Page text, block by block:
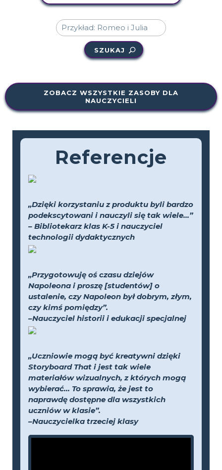
SZUKAJ
ZOBACZ WSZYSTKIE ZASOBY DLA
NAUCZYCIELI
Referencje
„Dzięki korzystaniu z produktu byli bardzo
podekscytowani i nauczyli się tak wiele...”
– Bibliotekarz klas K-5 i nauczyciel
technologii dydaktycznych
„Przygotowuję oś czasu dziejów
Napoleona i proszę [studentów] o
ustalenie, czy Napoleon był dobrym, złym,
czy kimś pomiędzy”.
–Nauczyciel historii i edukacji specjalnej
„Uczniowie mogą być kreatywni dzięki
Storyboard That i jest tak wiele
materiałów wizualnych, z których mogą
wybierać... To sprawia, że jest to
naprawdę dostępne dla wszystkich
uczniów w klasie”.
–Nauczycielka trzeciej klasy